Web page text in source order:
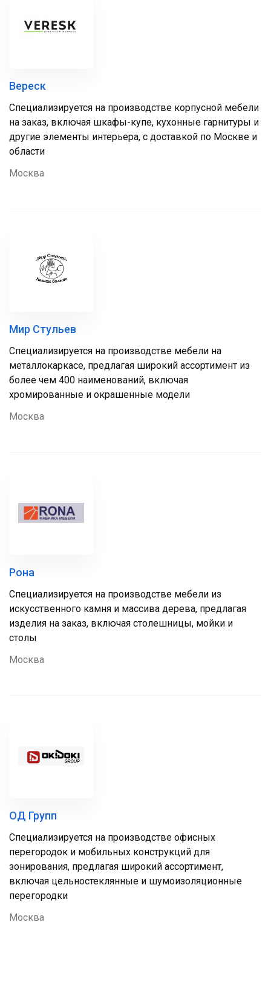
Вереск
Специализируется на производстве корпусной мебели
на заказ, включая шкафы-купе, кухонные гарнитуры и
другие элементы интерьера, с доставкой по Москве и
области
Москва
Мир Стульев
Специализируется на производстве мебели на
металлокаркасе, предлагая широкий ассортимент из
более чем 400 наименований, включая
хромированные и окрашенные модели
Москва
Рона
Специализируется на производстве мебели из
искусственного камня и массива дерева, предлагая
изделия на заказ, включая столешницы, мойки и
столы
Москва
ОД Групп
Специализируется на производстве офисных
перегородок и мобильных конструкций для
зонирования, предлагая широкий ассортимент,
включая цельностеклянные и шумоизоляционные
перегородки
Москва